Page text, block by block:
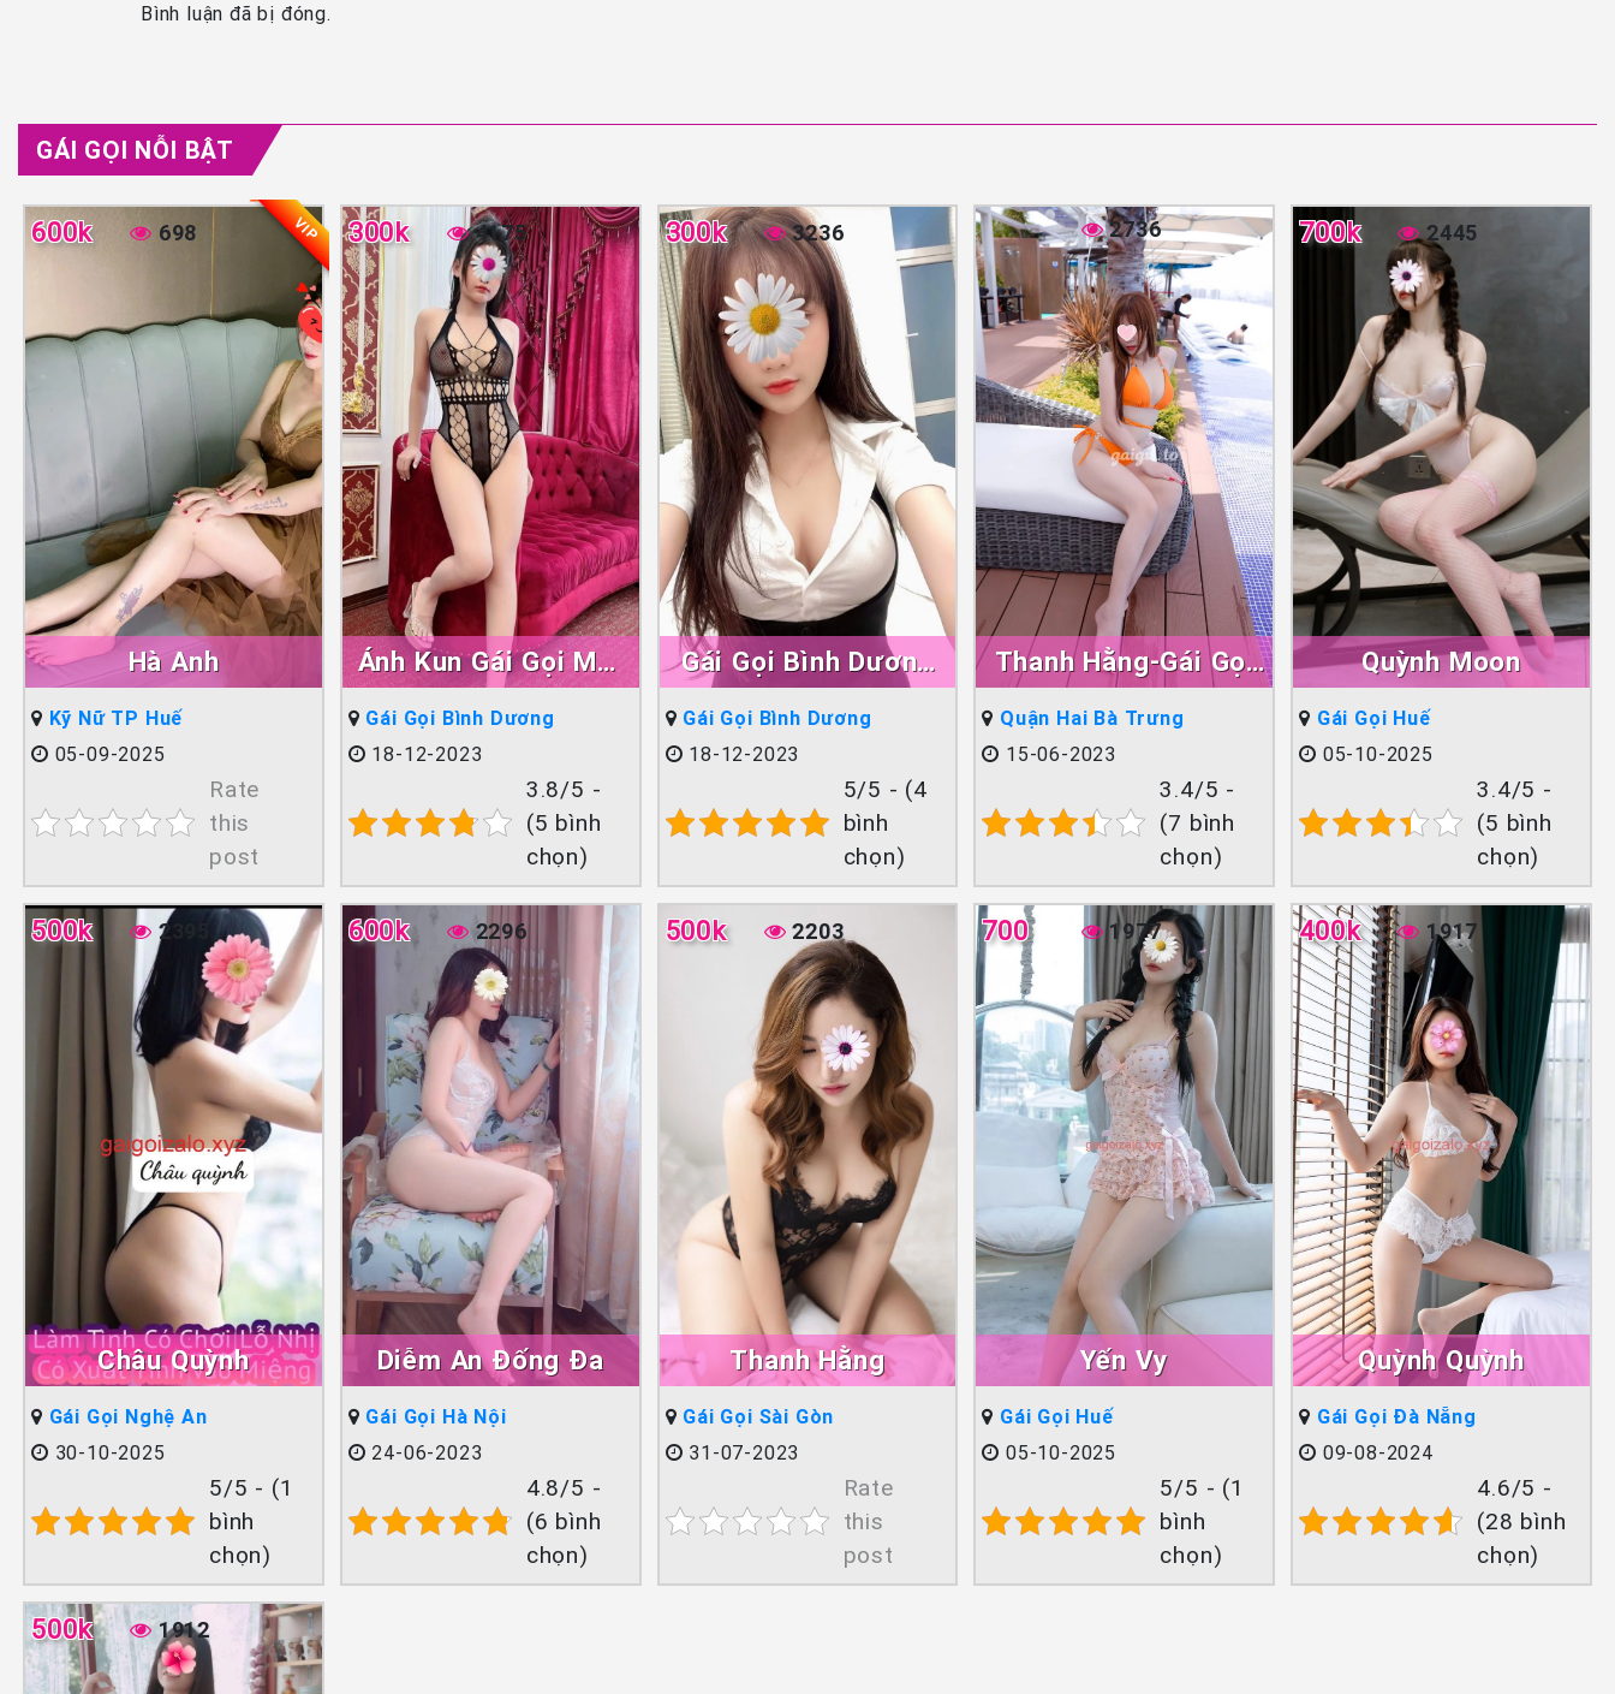
Bình luận đã bị đóng.
GÁI GỌI NỖI BẬT
Hà Anh
600k 698 VIP
Kỹ Nữ TP Huế
05-09-2025
Rate
this
post
Ánh Kun Gái Gọi Mới
300k 4175
Gái Gọi Bình Dương
18-12-2023
3.8/5 -
(5 bình
chọn)
Gái Gọi Bình Dương
300k 3236
Gái Gọi Bình Dương
18-12-2023
5/5 - (4
bình
chọn)
Thanh Hằng-Gái Gọi
Hà Nội Làm Tình Giỏi
Đẳng Cấp
2736
Quận Hai Bà Trưng
15-06-2023
3.4/5 -
(7 bình
chọn)
Quỳnh Moon
700k 2445
Gái Gọi Huế
05-10-2025
3.4/5 -
(5 bình
chọn)
Châu Quỳnh
500k 2395
Gái Gọi Nghệ An
30-10-2025
5/5 - (1
bình
chọn)
Diễm An Đống Đa
600k 2296
Gái Gọi Hà Nội
24-06-2023
4.8/5 -
(6 bình
chọn)
Thanh Hằng
500k 2203
Gái Gọi Sài Gòn
31-07-2023
Rate
this
post
Yến Vy
700 1977
Gái Gọi Huế
05-10-2025
5/5 - (1
bình
chọn)
Quỳnh Quỳnh
400k 1917
Gái Gọi Đà Nẵng
09-08-2024
4.6/5 -
(28 bình
chọn)
500k 1912